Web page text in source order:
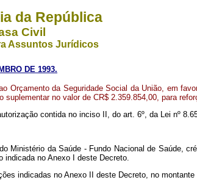
da República
Civil
Assuntos Jurídicos
DE 1993.
Orçamento da Seguridade Social da União, em
suplementar no valor de CR$ 2.359.854,00, para
contida no inciso II, do art. 6º, da Lei nº
Ministério da Saúde - Fundo Nacional de Saúde,
indicada no Anexo I deste Decreto.
indicadas no Anexo II deste Decreto, no